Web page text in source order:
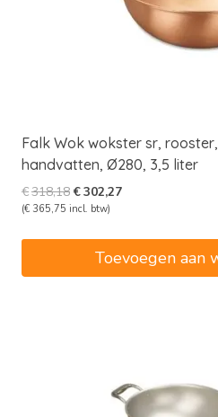
Falk Wok wokster sr,
handvatten, Ø280, 3,5 liter
€318,18Oorspronkelijke
prijs
€302,27Huidige
(€ 365,75 incl. btw)
Toevoegen aan